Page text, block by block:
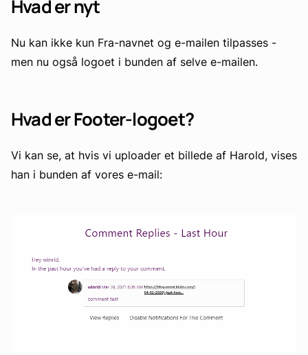
Hvad er nyt
Nu kan ikke kun Fra-navnet og e-mailen tilpasses -
men nu også logoet i bunden af selve e-mailen.
Hvad er Footer-logoet?
Vi kan se, at hvis vi uploader et billede af Harold, vises
han i bunden af vores e-mail: